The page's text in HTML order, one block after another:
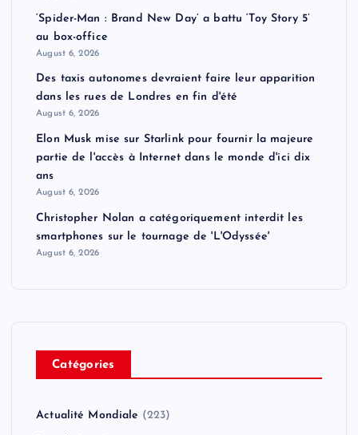
‘Spider-Man : Brand New Day’ a battu ‘Toy Story 5’
au box-office
August 6, 2026
Des taxis autonomes devraient faire leur apparition
dans les rues de Londres en fin d'été
August 6, 2026
Elon Musk mise sur Starlink pour fournir la majeure
partie de l'accès à Internet dans le monde d'ici dix
ans
August 6, 2026
Christopher Nolan a catégoriquement interdit les
smartphones sur le tournage de 'L'Odyssée'
August 6, 2026
Catégories
Actualité Mondiale (223)